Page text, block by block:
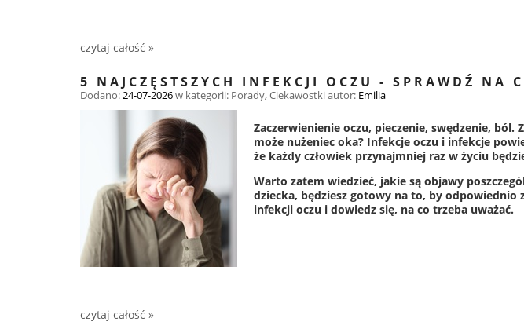
czytaj całość »
5 NAJCZĘSTSZYCH INFEKCJI OCZU - SPRAWDŹ NA
Dodano:24-07-2026w kategorii: Porady,Ciekawostkiautor: Emilia
Zaczerwienienie oczu, pieczenie, swędzenie, ból.
może nużeniec oka? Infekcje oczu i infekcje
że każdy człowiek przynajmniej raz w życiu
Warto zatem wiedzieć, jakie są objawy
dziecka, będziesz gotowy na to, by odpowiednio
infekcji oczu i dowiedz się, na co trzeba uważać.
czytaj całość »